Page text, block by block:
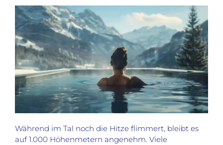
Während im Tal noch die Hitze flimmert, bleibt es
auf 1.000 Höhenmetern angenehm. Viele